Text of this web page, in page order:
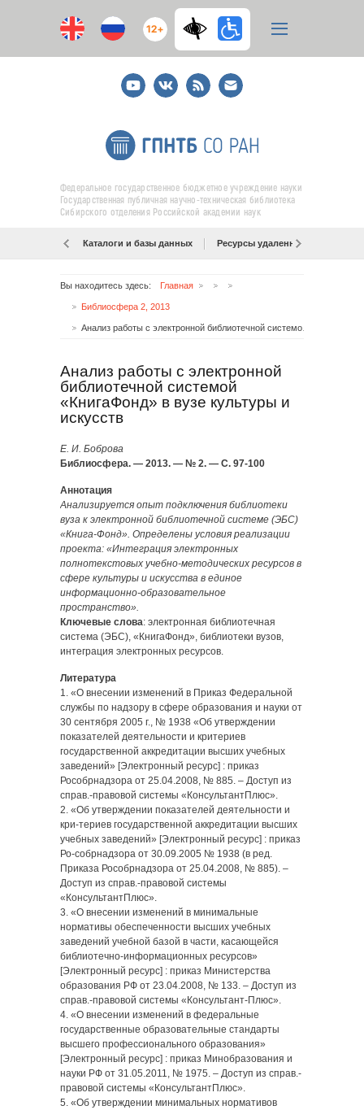
12+
YoutubeВКонтакте
RSS
E-
mail
подписка
Федеральное государственное бюджетное учреждение науки
Государственная публичная научно-техническая библиотека
Сибирского отделения Российской академии наук
Каталоги и базы данных Ресурсы удаленного доступа
Вы находитесь здесь: Главная
Библиосфера 2, 2013
Анализ работы с электронной
библиотечной системой
«КнигаФонд» в вузе культуры и
искусств
Е. И. Боброва
Библиосфера. — 2013. — № 2. — С. 97-100
Аннотация
Анализируется опыт подключения библиотеки
вуза к электронной библиотечной системе (ЭБС)
«Книга-Фонд». Определены условия реализации
проекта: «Интеграция электронных
полнотекстовых учебно-методических ресурсов в
сфере культуры и искусства в единое
информационно-образовательное
пространство».
Ключевые слова: электронная библиотечная
система (ЭБС), «КнигаФонд», библиотеки вузов,
интеграция электронных ресурсов.
Литература
1. «О внесении изменений в Приказ Федеральной
службы по надзору в сфере образования и науки от
30 сентября 2005 г., № 1938 «Об утверждении
показателей деятельности и критериев
государственной аккредитации высших учебных
заведений» [Электронный ресурс] : приказ
Рособрнадзора от 25.04.2008, № 885. – Доступ из
справ.-правовой системы «КонсультантПлюс».
2. «Об утверждении показателей деятельности и
кри-териев государственной аккредитации высших
учебных заведений» [Электронный ресурс] : приказ
Ро-собрнадзора от 30.09.2005 № 1938 (в ред.
Приказа Рособрнадзора от 25.04.2008, № 885). –
Доступ из справ.-правовой системы
«КонсультантПлюс».
3. «О внесении изменений в минимальные
нормативы обеспеченности высших учебных
заведений учебной базой в части, касающейся
библиотечно-информационных ресурсов»
[Электронный ресурс] : приказ Министерства
образования РФ от 23.04.2008, № 133. – Доступ из
справ.-правовой системы «Консультант-Плюс».
4. «О внесении изменений в федеральные
государственные образовательные стандарты
высшего профессионального образования»
[Электронный ресурс] : приказ Минобразования и
науки РФ от 31.05.2011, № 1975. – Доступ из справ.-
правовой системы «КонсультантПлюс».
5. «Об утверждении минимальных нормативов